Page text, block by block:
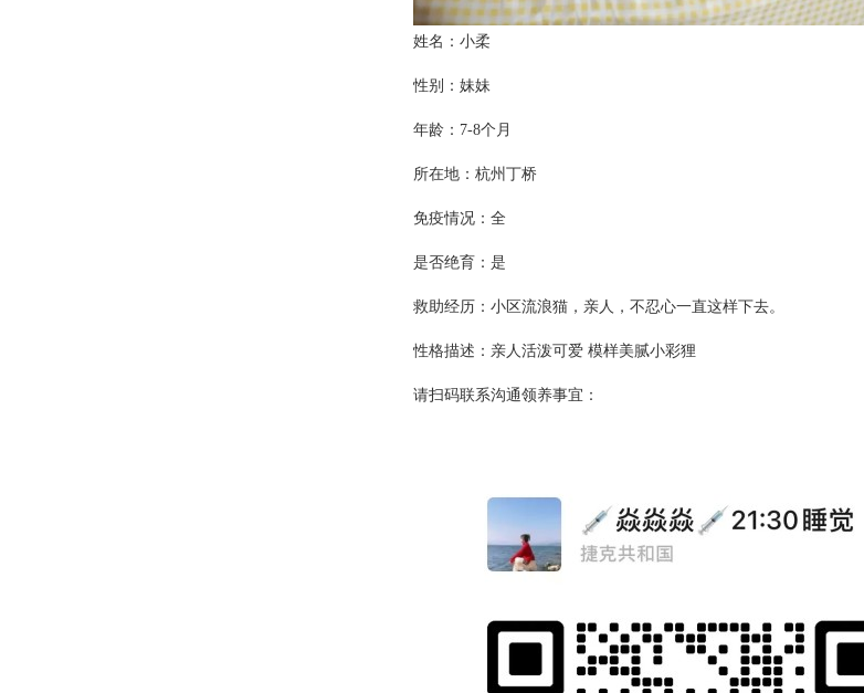
姓名：小柔
性别：妹妹
年龄：7-8个月
所在地：杭州丁桥
免疫情况：全
是否绝育：是
救助经历：小区流浪猫，亲人，不忍心一直这样下去。
性格描述：亲人活泼可爱 模样美腻小彩狸
请扫码联系沟通领养事宜：